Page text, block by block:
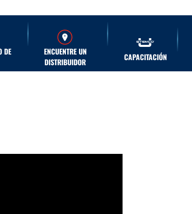
DE
ENCUENTRE UN
DISTRIBUIDOR
CAPACITACIÓN